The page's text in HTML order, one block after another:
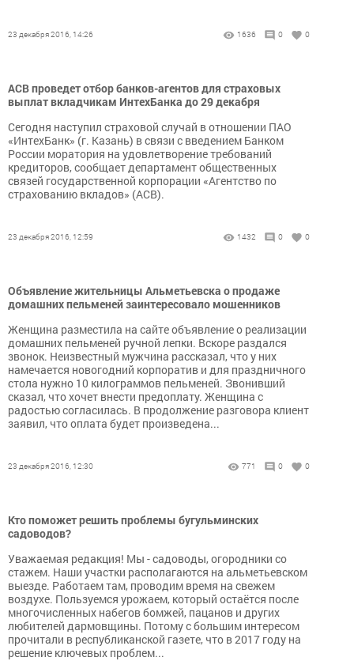
23 декабря 2016, 14:26 1636 0 0
АСВ проведет отбор банков-агентов для страховых
выплат вкладчикам ИнтехБанка до 29 декабря
Сегодня наступил страховой случай в отношении ПАО
«ИнтехБанк» (г. Казань) в связи с введением Банком
России моратория на удовлетворение требований
кредиторов, сообщает департамент общественных
связей государственной корпорации «Агентство по
страхованию вкладов» (АСВ).
23 декабря 2016, 12:59 1432 0 0
Объявление жительницы Альметьевска о продаже
домашних пельменей заинтересовало мошенников
Женщина разместила на сайте объявление о реализации
домашних пельменей ручной лепки. Вскоре раздался
звонок. Неизвестный мужчина рассказал, что у них
намечается новогодний корпоратив и для праздничного
стола нужно 10 килограммов пельменей. Звонивший
сказал, что хочет внести предоплату. Женщина с
радостью согласилась. В продолжение разговора клиент
заявил, что оплата будет произведена...
23 декабря 2016, 12:30 771 0 0
Кто поможет решить проблемы бугульминских
садоводов?
Уважаемая редакция! Мы - садоводы, огородники со
стажем. Наши участки располагаются на альметьевском
выезде. Работаем там, проводим время на свежем
воздухе. Пользуемся урожаем, который остаётся после
многочисленных набегов бомжей, пацанов и других
любителей дармовщины. Потому с большим интересом
прочитали в республиканской газете, что в 2017 году на
решение ключевых проблем...